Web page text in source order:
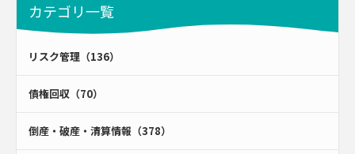
カテゴリ一覧
リスク管理（136）
債権回収（70）
倒産・破産・清算情報（378）